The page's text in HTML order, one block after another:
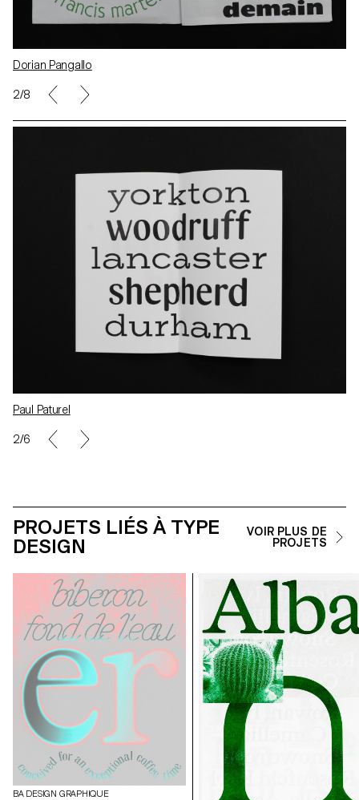
Dorian Pangallo
2/8
Paul Paturel
2/6
PROJETS LIÉS À TYPE
DESIGN
VOIR PLUS DE
PROJETS
BA DESIGN GRAPHIQUE